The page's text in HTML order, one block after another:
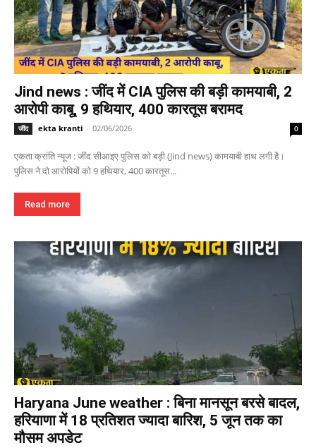
Jind news : जींद में CIA पुलिस की बड़ी कामयाबी, 2
आरोपी काबू, 9 हथियार, 400 कारतूस बरामद
जींद ekta kranti - 02/06/2026 0
एकता क्रांति न्यूज : जींद सीआइए पुलिस को बड़ी (Jind news) कामयाबी हाथ लगी है।
पुलिस ने दो आरोपियों को 9 हथियार, 400 कारतूस...
Read more
Haryana June weather : बिना मानसून बरसे बादल,
हरियाणा में 18 प्रतिशत ज्यादा बारिश, 5 जून तक का
मौसम अपडेट